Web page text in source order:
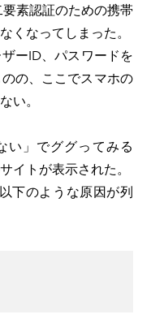
素認証のための携帯
くなってしまった。
ーID、パスワードを
の、ここでスマホの
い。
い」でググってみる
イトが表示された。
下のような原因が列